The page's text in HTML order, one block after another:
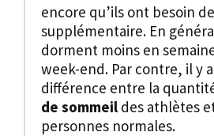
encore qu’ils ont besoin
supplémentaire. En
dorment moins en
week-end. Par contre, il y
différence entre la
de sommeil des athlètes
personnes normales.